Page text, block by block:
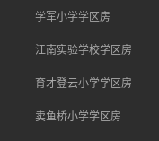
学军小学学区房
江南实验学校学区房
育才登云小学学区房
卖鱼桥小学学区房